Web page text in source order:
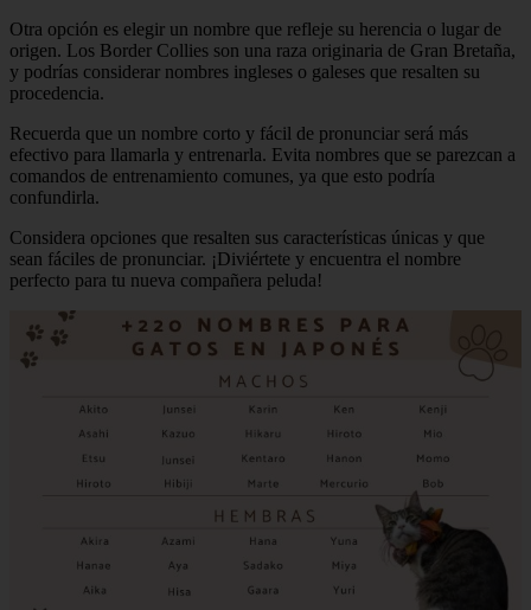
Otra opción es elegir un nombre que refleje su herencia o lugar de
origen. Los Border Collies son una raza originaria de Gran Bretaña,
y podrías considerar nombres ingleses o galeses que resalten su
procedencia.
Recuerda que un nombre corto y fácil de pronunciar será más
efectivo para llamarla y entrenarla. Evita nombres que se parezcan a
comandos de entrenamiento comunes, ya que esto podría
confundirla.
Considera opciones que resalten sus características únicas y que
sean fáciles de pronunciar. ¡Diviértete y encuentra el nombre
perfecto para tu nueva compañera peluda!